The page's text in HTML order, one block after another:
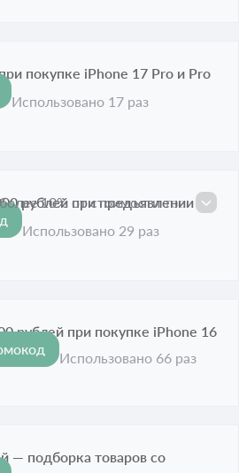
покупке iPhone 17 Pro и Pro
Использовано 17 раз
рублей при предъявлении
10% от стоимости товара.
Использовано 29 раз
рублей при покупке iPhone 16
Использовано 66 раз
— подборка товаров со